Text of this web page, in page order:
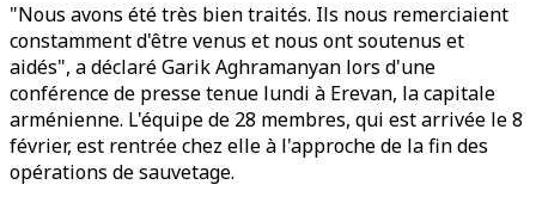
"Nous avons été très bien traités. Ils nous remerciaient
constamment d'être venus et nous ont soutenus et
aidés", a déclaré Garik Aghramanyan lors d'une
conférence de presse tenue lundi à Erevan, la capitale
arménienne. L'équipe de 28 membres, qui est arrivée le 8
février, est rentrée chez elle à l'approche de la fin des
opérations de sauvetage.